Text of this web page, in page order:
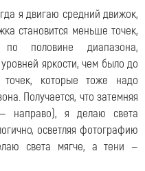
я двигаю средний движок,
становится меньше точек,
половине диапазона,
яркости, чем было до
которые тоже надо
Получается, что затемняя
направо), я делаю света
осветляя фотографию
света мягче, а тени —